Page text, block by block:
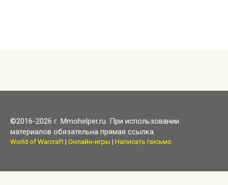
©2016-2026 г. Mmohelper.ru. При использовании
материалов обязательна прямая ссылка.
World of Warcraft| Онлайн-игры | Написать письмо